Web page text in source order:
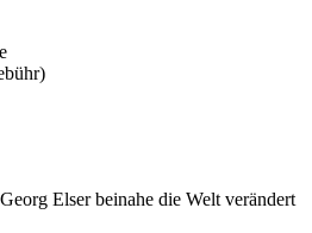
Elser beinahe die Welt verändert